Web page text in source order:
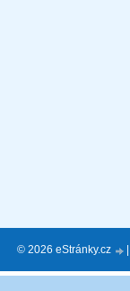
© 2026 eStránky.cz